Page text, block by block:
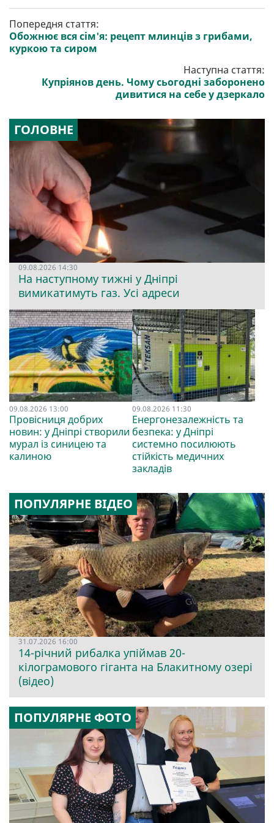
Попередня стаття:
Обожнює вся сім'я: рецепт млинців з грибами,
куркою та сиром
Наступна стаття:
Купріянов день. Чому сьогодні заборонено
дивитися на себе у дзеркало
ГОЛОВНЕ
09.08.2026 14:30
На наступному тижні у Дніпрі
вимикатимуть газ. Усі адреси
09.08.2026 13:00
Провісниця добрих
новин: у Дніпрі створили
мурал із синицею та
калиною
09.08.2026 11:30
Енергонезалежність та
безпека: у Дніпрі
системно посилюють
стійкість медичних
закладів
ПОПУЛЯРНЕ ВІДЕО
31.07.2026 16:00
14-річний рибалка упіймав 20-
кілограмового гіганта на Блакитному озері
(відео)
ПОПУЛЯРНЕ ФОТО